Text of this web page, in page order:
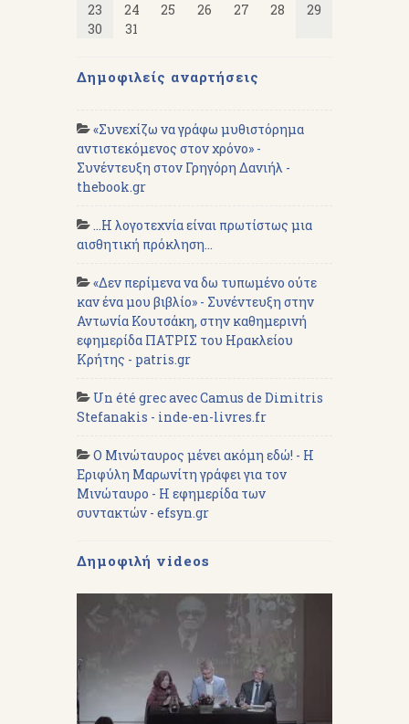
23
24 25 26 27 28
29
30
31
Δημοφιλείς αναρτήσεις
«Συνεχίζω να γράφω μυθιστόρημα
αντιστεκόμενος στον χρόνο» -
Συνέντευξη στον Γρηγόρη Δανιήλ -
thebook.gr
...Η λογοτεχνία είναι πρωτίστως μια
αισθητική πρόκληση...
«Δεν περίμενα να δω τυπωμένο ούτε
καν ένα μου βιβλίο» - Συνέντευξη στην
Αντωνία Κουτσάκη, στην καθημερινή
εφημερίδα ΠΑΤΡΙΣ του Ηρακλείου
Κρήτης - patris.gr
Un été grec avec Camus de Dimitris
Stefanakis - inde-en-livres.fr
Ο Μινώταυρος μένει ακόμη εδώ! - Η
Εριφύλη Μαρωνίτη γράφει για τον
Μινώταυρο - Η εφημερίδα των
συντακτών - efsyn.gr
Δημοφιλή videos